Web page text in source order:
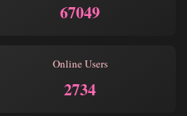
67049
Online Users
2734